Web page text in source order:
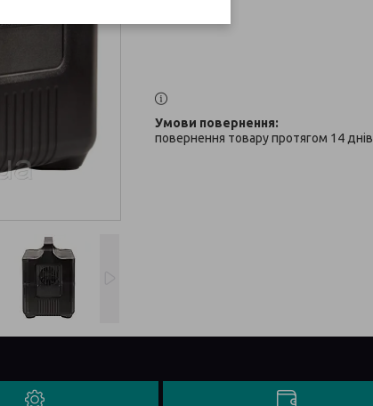
повернення товару протягом 14 днів